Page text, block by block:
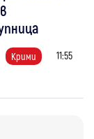
Крими 11:55